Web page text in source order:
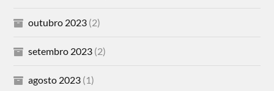
outubro 2023 (2)
setembro 2023 (2)
agosto 2023 (1)